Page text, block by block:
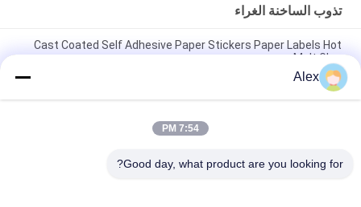
تذوب الساخنة الغراء
Cast Coated Self Adhesive Paper Stickers Paper Labels Hot
Melt Glue
Skin care safe Raw Materials For Baby Diapers Use Elastic Hot
Melt Glue
حفاضات الأطفال عالية الترابط الغراء المياه اللون الأبيض قسط درجة
Alex
7:54 PM
Good day, what product are you looking for?